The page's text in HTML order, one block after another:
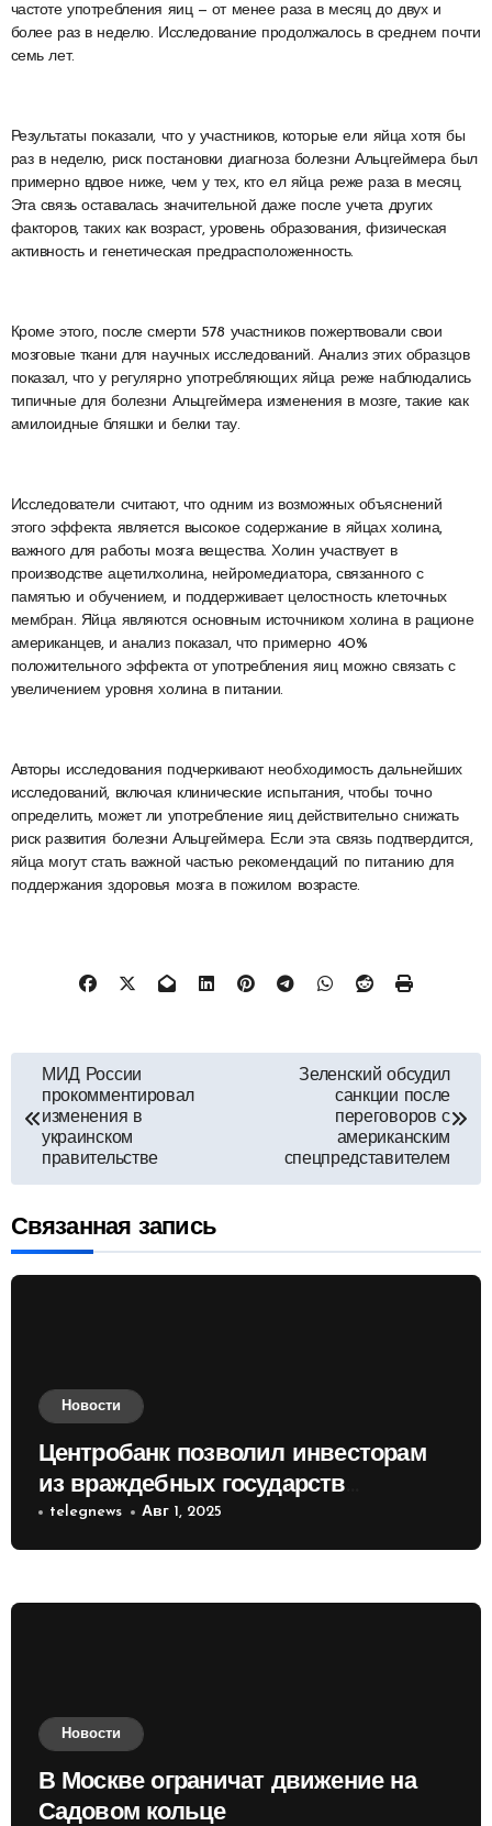
частоте употребления яиц — от менее раза в месяц до двух и
более раз в неделю. Исследование продолжалось в среднем почти
семь лет.
Результаты показали, что у участников, которые ели яйца хотя бы
раз в неделю, риск постановки диагноза болезни Альцгеймера был
примерно вдвое ниже, чем у тех, кто ел яйца реже раза в месяц.
Эта связь оставалась значительной даже после учета других
факторов, таких как возраст, уровень образования, физическая
активность и генетическая предрасположенность.
Кроме этого, после смерти 578 участников пожертвовали свои
мозговые ткани для научных исследований. Анализ этих образцов
показал, что у регулярно употребляющих яйца реже наблюдались
типичные для болезни Альцгеймера изменения в мозге, такие как
амилоидные бляшки и белки тау.
Исследователи считают, что одним из возможных объяснений
этого эффекта является высокое содержание в яйцах холина,
важного для работы мозга вещества. Холин участвует в
производстве ацетилхолина, нейромедиатора, связанного с
памятью и обучением, и поддерживает целостность клеточных
мембран. Яйца являются основным источником холина в рационе
американцев, и анализ показал, что примерно 40%
положительного эффекта от употребления яиц можно связать с
увеличением уровня холина в питании.
Авторы исследования подчеркивают необходимость дальнейших
исследований, включая клинические испытания, чтобы точно
определить, может ли употребление яиц действительно снижать
риск развития болезни Альцгеймера. Если эта связь подтвердится,
яйца могут стать важной частью рекомендаций по питанию для
поддержания здоровья мозга в пожилом возрасте.
Навигация
по
записям
МИД России
прокомментировал
изменения в
украинском
правительстве
Зеленский обсудил
санкции после
переговоров с
американским
спецпредставителем
Связанная запись
Новости
Центробанк позволил инвесторам
из враждебных государств
приобретать валюту
telegnews Авг 1, 2025
Новости
В Москве ограничат движение на
Садовом кольце